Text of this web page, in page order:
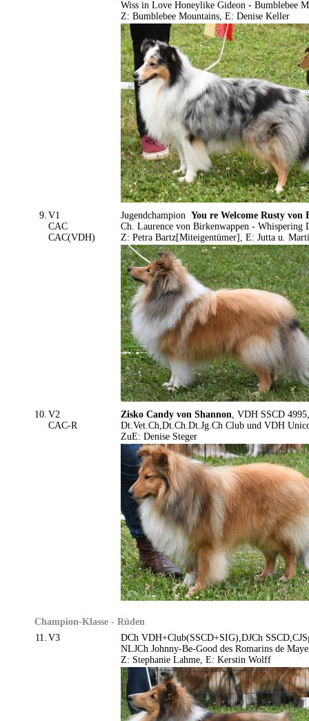
Wiss in Love Honeylike Gideon - Bumblebee
Z: Bumblebee Mountains, E: Denise Keller
9. V1
CAC
CAC(VDH)
Jugendchampion You re Welcome Rusty von
Ch. Laurence von Birkenwappen - Whispering
Z: Petra Bartz[Miteigentümer], E: Jutta u.
10. V2
CAC-R
Zisko Candy von Shannon, VDH SSCD
Dt.Vet.Ch,Dt.Ch.Dt.Jg.Ch Club und VDH
ZuE: Denise Steger
Champion-Klasse - Rüden
11. V3
DCh VDH+Club(SSCD+SIG),DJCh
NLJCh Johnny-Be-Good des Romarins de
Z: Stephanie Lahme, E: Kerstin Wolff